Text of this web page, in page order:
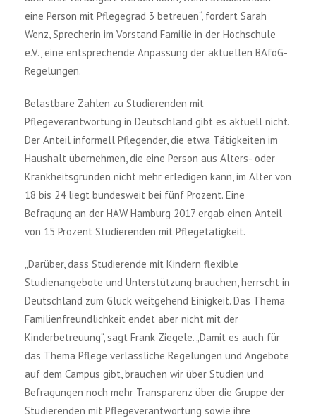
eine Person mit Pflegegrad 3 betreuen“, fordert Sarah
Wenz, Sprecherin im Vorstand Familie in der Hochschule
e.V., eine entsprechende Anpassung der aktuellen BAföG-
Regelungen.
Belastbare Zahlen zu Studierenden mit
Pflegeverantwortung in Deutschland gibt es aktuell nicht.
Der Anteil informell Pflegender, die etwa Tätigkeiten im
Haushalt übernehmen, die eine Person aus Alters- oder
Krankheitsgründen nicht mehr erledigen kann, im Alter von
18 bis 24 liegt bundesweit bei fünf Prozent. Eine
Befragung an der HAW Hamburg 2017 ergab einen Anteil
von 15 Prozent Studierenden mit Pflegetätigkeit.
„Darüber, dass Studierende mit Kindern flexible
Studienangebote und Unterstützung brauchen, herrscht in
Deutschland zum Glück weitgehend Einigkeit. Das Thema
Familienfreundlichkeit endet aber nicht mit der
Kinderbetreuung“, sagt Frank Ziegele. „Damit es auch für
das Thema Pflege verlässliche Regelungen und Angebote
auf dem Campus gibt, brauchen wir über Studien und
Befragungen noch mehr Transparenz über die Gruppe der
Studierenden mit Pflegeverantwortung sowie ihre